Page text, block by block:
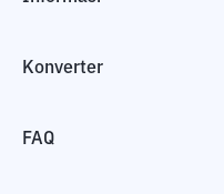
Konverter
FAQ